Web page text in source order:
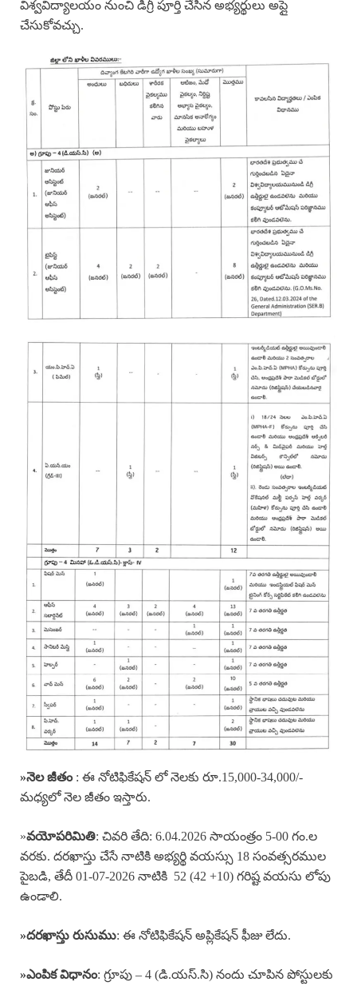
విశ్వవిద్యాలయం నుంచి డిగ్రీ పూర్తి చేసిన అభ్యర్థులు అప్లై
చేసుకోవచ్చు.
»నెల జీతం: ఈ నోటిఫికేషన్ లో నెలకు రూ.15,000-34,000/-
మధ్యలో నెల జీతం ఇస్తారు.
»వయోపరిమితి: చివరి తేది: 6.04.2026 సాయంత్రం 5-00 గం.ల
వరకు. దరఖాస్తు చేసే నాటికి అభ్యర్థి వయస్సు 18 సంవత్సరముల
పైబడి, తేదీ 01-07-2026 నాటికి 52 (42 +10) గరిష్ట వయసు లోపు
ఉండాలి.
»దరఖాస్తు రుసుము: ఈ నోటిఫికేషన్ అప్లికేషన్ ఫీజు లేదు.
»ఎంపిక విధానం: గ్రూపు – 4 (డి.యస్.సి) నందు చూపిన పోస్టులకు